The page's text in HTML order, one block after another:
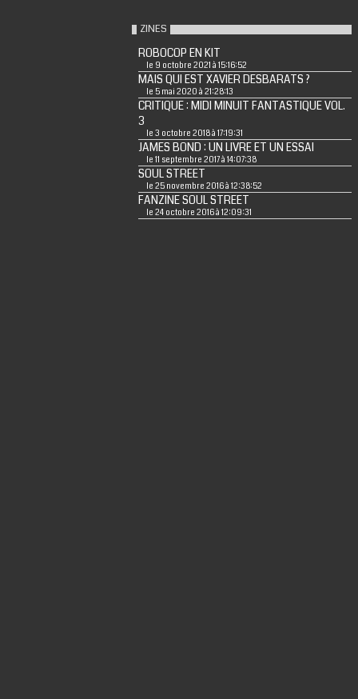
ZINES
ROBOCOP EN KIT
le 9 octobre 2021 à 15:16:52
MAIS QUI EST XAVIER DESBARATS ?
le 5 mai 2020 à 21:28:13
CRITIQUE : MIDI MINUIT FANTASTIQUE VOL.
3
le 3 octobre 2018 à 17:19:31
JAMES BOND : UN LIVRE ET UN ESSAI
le 11 septembre 2017 à 14:07:38
SOUL STREET
le 25 novembre 2016 à 12:38:52
FANZINE SOUL STREET
le 24 octobre 2016 à 12:09:31